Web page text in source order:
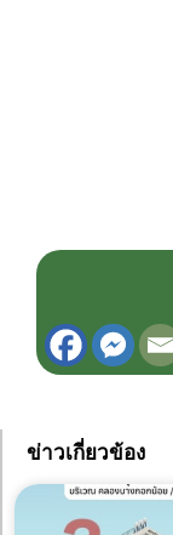
ข่าวเกี่ยวข้อง